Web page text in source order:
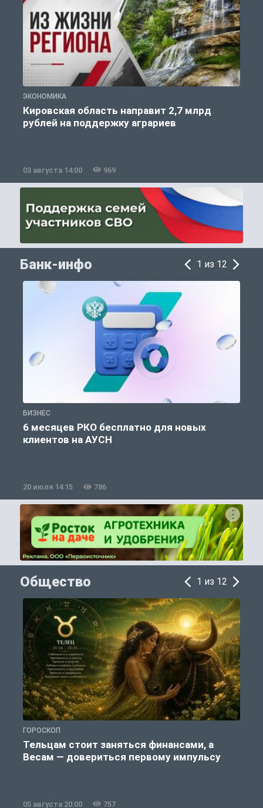
ЭКОНОМИКА
Кировская область направит 2,7 млрд
рублей на поддержку аграриев
03 августа 14:00 969
Банк-инфо 1 из 12
БИЗНЕС
6 месяцев РКО бесплатно для новых
клиентов на АУСН
20 июля 14:15 786
Общество 1 из 12
ГОРОСКОП
Тельцам стоит заняться финансами, а
Весам — довериться первому импульсу
05 августа 20:00 757